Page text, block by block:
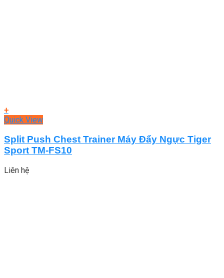
+
Quick View
Split Push Chest Trainer Máy Đẩy Ngực Tiger
Sport TM-FS10
Liên hệ